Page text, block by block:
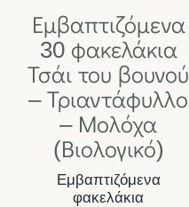
Εμβαπτιζόμενα
30 φακελάκια
Τσάι του βουνού
– Τριαντάφυλλο
– Μολόχα
(Βιολογικό)
Εμβαπτιζόμενα
φακελάκια